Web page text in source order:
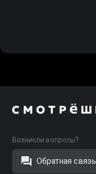
Возникли вопросы?
Обратная связь